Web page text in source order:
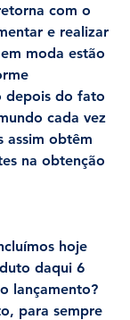
com o
e realizar
moda estão
depois do fato
cada vez
assim obtêm
na obtenção
hoje
daqui 6
lançamento?
para sempre